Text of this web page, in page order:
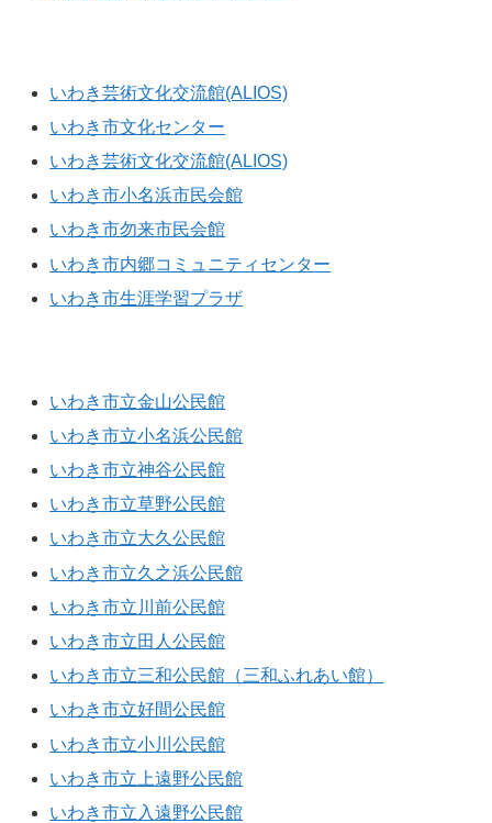
いわき芸術文化交流館(ALIOS)
いわき市文化センター
いわき芸術文化交流館(ALIOS)
いわき市小名浜市民会館
いわき市勿来市民会館
いわき市内郷コミュニティセンター
いわき市生涯学習プラザ
いわき市立金山公民館
いわき市立小名浜公民館
いわき市立神谷公民館
いわき市立草野公民館
いわき市立大久公民館
いわき市立久之浜公民館
いわき市立川前公民館
いわき市立田人公民館
いわき市立三和公民館（三和ふれあい館）
いわき市立好間公民館
いわき市立小川公民館
いわき市立上遠野公民館
いわき市立入遠野公民館